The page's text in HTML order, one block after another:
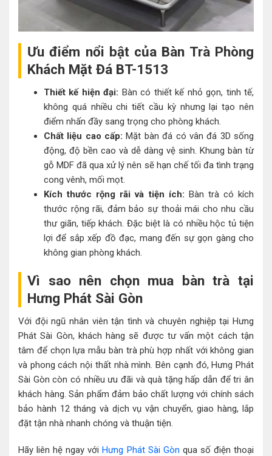
Ưu điểm nổi bật của Bàn Trà Phòng
Khách Mặt Đá BT-1513
Thiết kế hiện đại: Bàn có thiết kế nhỏ gọn, tinh tế,
không quá nhiều chi tiết cầu kỳ nhưng lại tạo nên
điểm nhấn đầy sang trọng cho phòng khách.
Chất liệu cao cấp: Mặt bàn đá có vân đá 3D sống
động, độ bền cao và dễ dàng vệ sinh. Khung bàn từ
gỗ MDF đã qua xử lý nên sẽ hạn chế tối đa tình trạng
cong vênh, mối mọt.
Kích thước rộng rãi và tiện ích: Bàn trà có kích
thước rộng rãi, đảm bảo sự thoải mái cho nhu cầu
thư giãn, tiếp khách. Đặc biệt là có nhiều hộc tủ tiện
lợi để sắp xếp đồ đạc, mang đến sự gọn gàng cho
không gian phòng khách.
Vì sao nên chọn mua bàn trà tại
Hưng Phát Sài Gòn
Với đội ngũ nhân viên tận tình và chuyên nghiệp tại Hưng
Phát Sài Gòn, khách hàng sẽ được tư vấn một cách tận
tâm để chọn lựa mẫu bàn trà phù hợp nhất với không gian
và phong cách nội thất nhà mình. Bên cạnh đó, Hưng Phát
Sài Gòn còn có nhiều ưu đãi và quà tặng hấp dẫn để tri ân
khách hàng. Sản phẩm đảm bảo chất lượng với chính sách
bảo hành 12 tháng và dịch vụ vận chuyển, giao hàng, lắp
đặt tận nhà nhanh chóng và thuận tiện.
Hãy liên hệ ngay vớiHưng Phát Sài Gòn qua số điện thoại